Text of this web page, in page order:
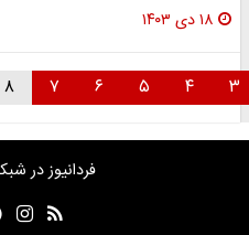
۱۸ دی ۱۴۰۳
۳ ۴ ۵ ۶ ۷ ۸
فردانیوز در